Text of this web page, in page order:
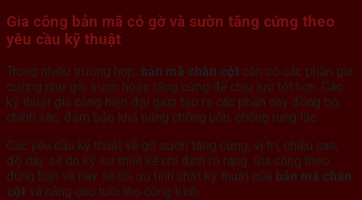
Gia công bản mã có gờ và sườn tăng cứng theo
yêu cầu kỹ thuật
Trong nhiều trường hợp, bản mã chân cột cần có các phần gia
cường như gờ, sườn hoặc tăng cứng để chịu lực tốt hơn. Các
kỹ thuật gia công hiện đại giúp tạo ra các phần này đồng bộ,
chính xác, đảm bảo khả năng chống uốn, chống rung lắc.
Các yêu cầu kỹ thuật về gờ sườn tăng cứng, vị trí, chiều cao,
độ dày sẽ do kỹ sư thiết kế chỉ định rõ ràng. Gia công theo
đúng bản vẽ này sẽ tối ưu tính chất kỹ thuật của bản mã chân
cột và nâng cao tuổi thọ công trình.